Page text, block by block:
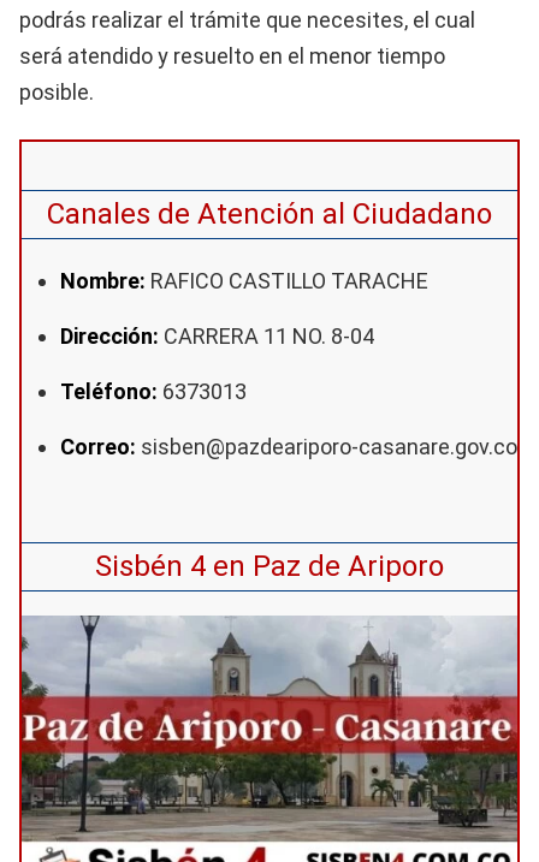
podrás realizar el trámite que necesites, el cual
será atendido y resuelto en el menor tiempo
posible.
Canales de Atención al Ciudadano
Nombre: RAFICO CASTILLO TARACHE
Dirección: CARRERA 11 NO. 8-04
Teléfono: 6373013
Correo: sisben@pazdeariporo-casanare.gov.co
Sisbén 4 en Paz de Ariporo